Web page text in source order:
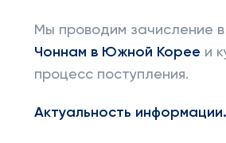
Мы проводим зачисление в
Чоннам в Южной Корее и
процесс поступления.
Актуальность информации.